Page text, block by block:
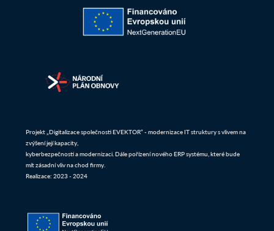
Projekt „Digitalizace společnosti EVEKTOR“ - modernizace IT struktury s vlivem na
zvýšení její kapacity,
kyberbezpečnosti a modernizaci. Dále pořízení nového ERP systému, které bude
mít zásadní vliv na chod firmy.
Realizace: 2023 - 2024